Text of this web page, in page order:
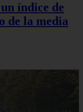
índice de
de la media